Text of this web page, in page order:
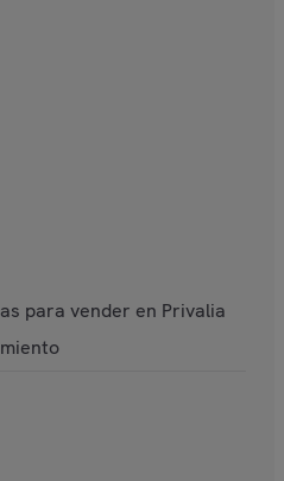
para vender en Privalia